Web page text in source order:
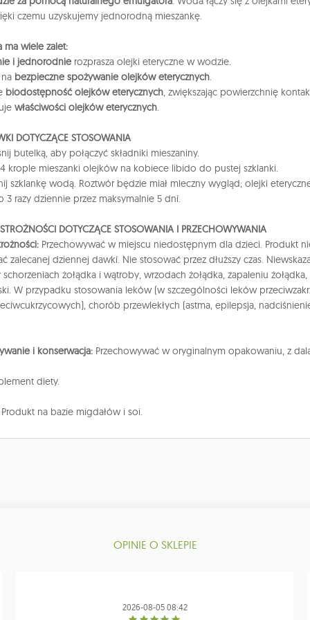
czemu uzyskujemy jednorodną mieszankę.
ma wiele zalet:
i jednorodnie rozprasza olejki eteryczne w wodzie.
bezpieczne spożywanie olejków eterycznych.
biodostępność olejków eterycznych, zwiększając powierzchnię
właściwości olejków eterycznych.
DOTYCZĄCE STOSOWANIA
butelką, aby połączyć składniki mieszaniny.
krople mieszanki olejków na kobiece libido do pustej szklanki.
szklankę wodą. Roztwór będzie miał mleczny wygląd; olejki
3 razy dziennie przez maksymalnie 5 dni.
DOTYCZĄCE STOSOWANIA I PRZECHOWYWANIA
Przechowywać w miejscu niedostępnym dla dzieci. Produkt
zalecanej dziennej dawki. Nie stosować przez dłuższy czas.
schorzeniach żołądka i wątroby, wrzodach żołądka, zapaleniu
W przypadku stosowania leków (w szczególności leków
chorób przewlekłych (astma, epilepsja,
i konserwacja: Przechowywać w oryginalnym opakowaniu, z
diety.
Produkt na bazie migdałów i soi.
OPINIE O SKLEPIE
2026-08-05 08:42